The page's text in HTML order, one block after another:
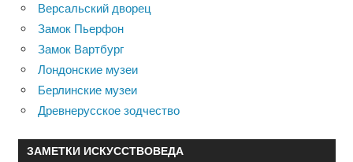
Версальский дворец
Замок Пьерфон
Замок Вартбург
Лондонские музеи
Берлинские музеи
Древнерусское зодчество
ЗАМЕТКИ ИСКУССТВОВЕДА